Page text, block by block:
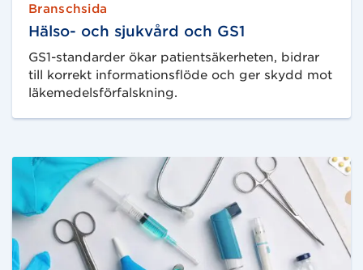
Branschsida
Hälso- och sjukvård och GS1
GS1-standarder ökar patientsäkerheten, bidrar
till korrekt informationsflöde och ger skydd mot
läkemedelsförfalskning.